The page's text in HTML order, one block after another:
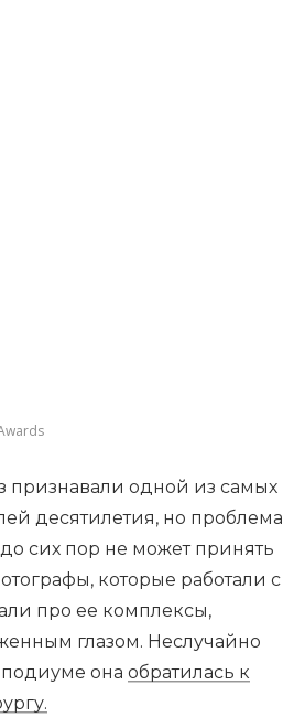
признавали одной из самых
десятилетия, но проблема
сих пор не может принять
которые работали с
про ее комплексы,
глазом. Неслучайно
она обратилась к